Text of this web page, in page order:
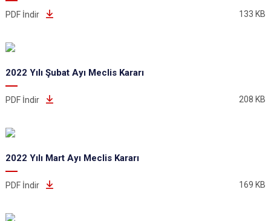
PDF İndir 133 KB
2022 Yılı Şubat Ayı Meclis Kararı
PDF İndir 208 KB
2022 Yılı Mart Ayı Meclis Kararı
PDF İndir 169 KB